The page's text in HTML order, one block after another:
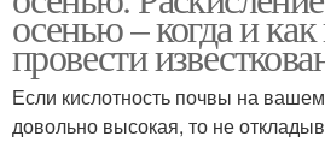
осенью – когда и
провести
Если кислотность почвы на
довольно высокая, то не